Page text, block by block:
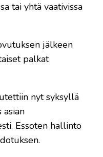
tai yhtä vaativissa
jälkeen
palkat
nyt syksyllä
Essoten hallinto